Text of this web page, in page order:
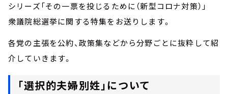
シリーズ「その一票を投じるために（新型コロナ対策）」
衆議院総選挙に関する特集をお送りします。
各党の主張を公約、政策集などから分野ごとに抜粋して紹
介していきます。
「選択的夫婦別姓」について